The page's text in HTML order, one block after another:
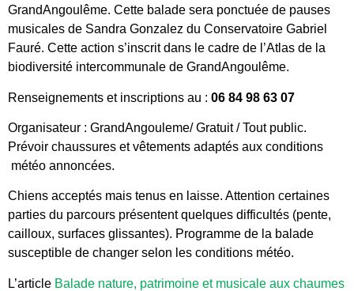
GrandAngoulême. Cette balade sera ponctuée de pauses
musicales de Sandra Gonzalez du Conservatoire Gabriel
Fauré. Cette action s’inscrit dans le cadre de l’Atlas de la
biodiversité intercommunale de GrandAngoulême.
Renseignements et inscriptions au : 06 84 98 63 07
Organisateur : GrandAngouleme/ Gratuit / Tout public.
Prévoir chaussures et vêtements adaptés aux conditions
météo annoncées.
Chiens acceptés mais tenus en laisse. Attention certaines
parties du parcours présentent quelques difficultés (pente,
cailloux, surfaces glissantes). Programme de la balade
susceptible de changer selon les conditions météo.
L’article Balade nature, patrimoine et musicale aux chaumes